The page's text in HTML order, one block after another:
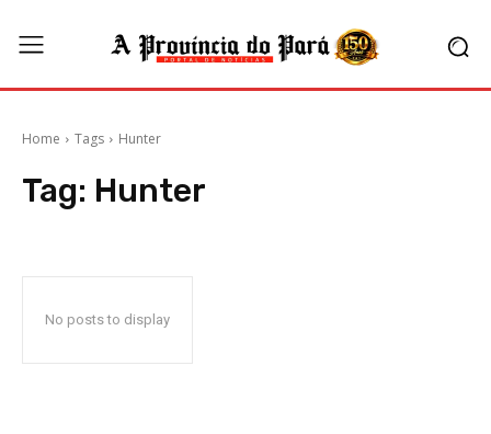
Home Tags Hunter
Tag: Hunter
No posts to display